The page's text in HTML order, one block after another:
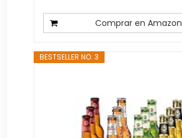
Comprar en Amazon
BESTSELLER NO. 3